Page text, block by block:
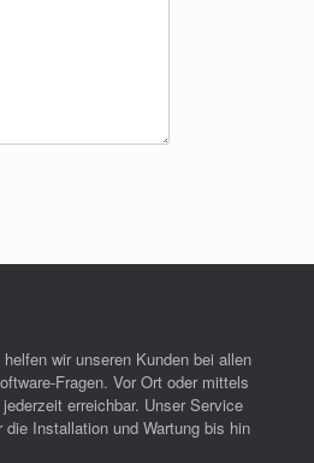
wir unseren Kunden bei allen
Fragen. Vor Ort oder mittels
erreichbar. Unser Service
Installation und Wartung bis hin